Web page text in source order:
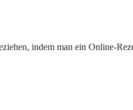
indem man ein Online-